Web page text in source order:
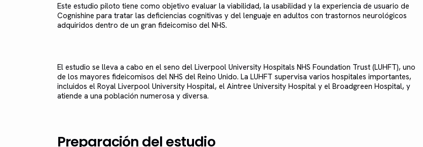
Este estudio piloto tiene como objetivo evaluar la viabilidad, la usabilidad y la experiencia de usuario de
Cognishine para tratar las deficiencias cognitivas y del lenguaje en adultos con trastornos neurológicos
adquiridos dentro de un gran fideicomiso del NHS.
El estudio se lleva a cabo en el seno del Liverpool University Hospitals NHS Foundation Trust (LUHFT), uno
de los mayores fideicomisos del NHS del Reino Unido. La LUHFT supervisa varios hospitales importantes,
incluidos el Royal Liverpool University Hospital, el Aintree University Hospital y el Broadgreen Hospital, y
atiende a una población numerosa y diversa.
Preparación del estudio